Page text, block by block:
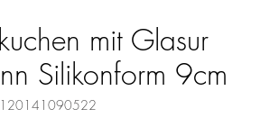
mit Glasur
Silikonform 9cm